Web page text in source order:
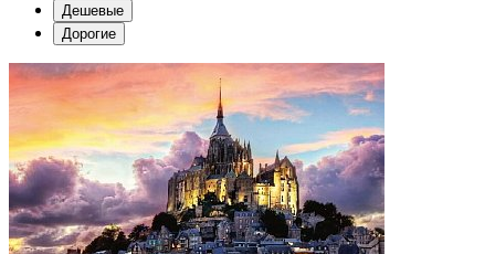
Дешевые
Дорогие